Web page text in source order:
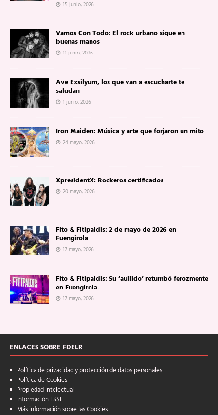
15 junio, 2026
Vamos Con Todo: El rock urbano sigue en
buenas manos
11 junio, 2026
Ave Exsilyum, los que van a escucharte te
saludan
1 junio, 2026
Iron Maiden: Música y arte que forjaron un mito
24 mayo, 2026
XpresidentX: Rockeros certificados
20 mayo, 2026
Fito & Fitipaldis: 2 de mayo de 2026 en
Fuengirola
17 mayo, 2026
Fito & Fitipaldis: Su ‘aullido’ retumbó ferozmente
en Fuengirola.
17 mayo, 2026
ENLACES SOBRE FDELR
Política de privacidad y protección de datos personales
Política de Cookies
Propiedad intelectual
Información LSSI
Más información sobre las Cookies